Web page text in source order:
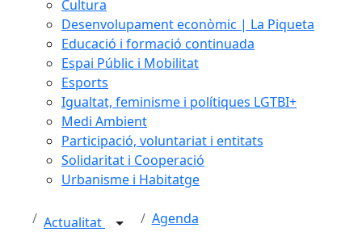
Cultura
Desenvolupament econòmic | La Piqueta
Educació i formació continuada
Espai Públic i Mobilitat
Esports
Igualtat, feminisme i polítiques LGTBI+
Medi Ambient
Participació, voluntariat i entitats
Solidaritat i Cooperació
Urbanisme i Habitatge
Actualitat Agenda